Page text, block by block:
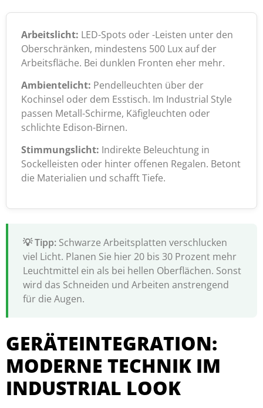
Arbeitslicht: LED-Spots oder -Leisten unter den
Oberschränken, mindestens 500 Lux auf der
Arbeitsfläche. Bei dunklen Fronten eher mehr.
Ambientelicht: Pendelleuchten über der
Kochinsel oder dem Esstisch. Im Industrial Style
passen Metall-Schirme, Käfigleuchten oder
schlichte Edison-Birnen.
Stimmungslicht: Indirekte Beleuchtung in
Sockelleisten oder hinter offenen Regalen. Betont
die Materialien und schafft Tiefe.
Schwarze Arbeitsplatten verschlucken
viel Licht. Planen Sie hier 20 bis 30 Prozent mehr
Leuchtmittel ein als bei hellen Oberflächen. Sonst
wird das Schneiden und Arbeiten anstrengend
für die Augen.
GERÄTEINTEGRATION:
MODERNE TECHNIK IM
INDUSTRIAL LOOK